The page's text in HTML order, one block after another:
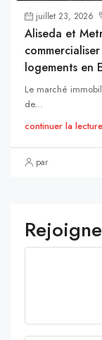
juillet 23, 2026
Aliseda et
logements en
Le marché
de...
continuer la lecture
par